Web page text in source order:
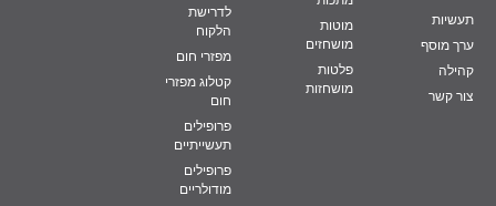
תעשיות
ערך מוסף
קהילה
צור קשר
מוטות
מושחזים
פלטות
מושחזות
לדרישת
הלקוח
מפזרי חום
קטלוג מפזרי
חום
פרופילים
תעשייתיים
פרופילים
מודולריים